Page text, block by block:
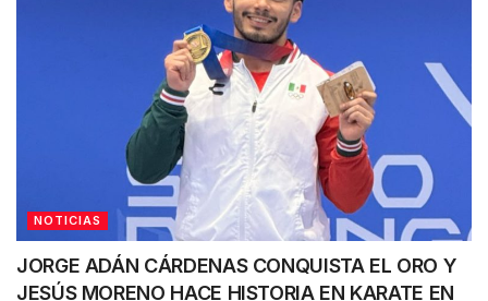
NOTICIAS
JORGE ADÁN CÁRDENAS CONQUISTA EL ORO Y
JESÚS MORENO HACE HISTORIA EN KARATE EN